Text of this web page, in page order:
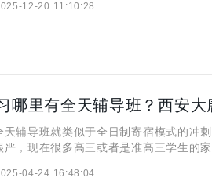
望对大家有帮助。 西安大唐补课学
12-20 11:10:28
哪里有全天辅导班？西安大
天辅导班就类似于全日制寄宿模式的冲
严，现在很多高三或者是准高三学生的
04-24 16:48:04